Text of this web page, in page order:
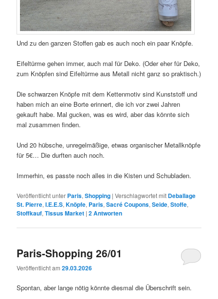
Und zu den ganzen Stoffen gab es auch noch ein paar Knöpfe.
Eifeltürme gehen immer, auch mal für Deko. (Oder eher für Deko,
zum Knöpfen sind Eifeltürme aus Metall nicht ganz so praktisch.)
Die schwarzen Knöpfe mit dem Kettenmotiv sind Kunststoff und
haben mich an eine Borte erinnert, die ich vor zwei Jahren
gekauft habe. Mal gucken, was es wird, aber das könnte sich
mal zusammen finden.
Und 20 hübsche, unregelmäßige, etwas organischer Metallknöpfe
für 5€… Die durften auch noch.
Immerhin, es passte noch alles in die Kisten und Schubladen.
Veröffentlicht unter Paris,Shopping |Verschlagwortet mit Deballage
St. Pierre,I.E.E.S,Knöpfe, Paris,Sacré Coupons,Seide,Stoffe,
Stoffkauf,Tissus Market |2Antworten
Paris-Shopping 26/01
Veröffentlicht am29.03.2026
Spontan, aber lange nötig könnte diesmal die Überschrift sein.